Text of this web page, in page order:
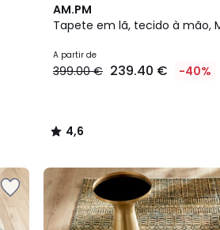
AM.PM
Tapete em lã, tecido à mão,
A partir de
399.00 € 239.40 € -40%
4,6
/ 5
4,6
/